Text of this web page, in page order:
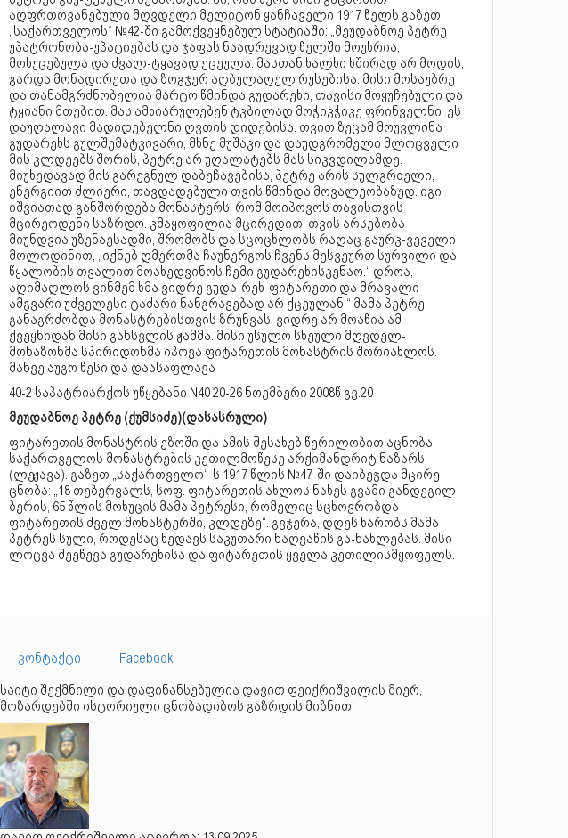
აღფრთოვანებული მღვდელი მელიტონ ყანჩაველი 1917 წელს გაზეთ
„საქართველოს“ №42-ში გამოქვეყნებულ სტატიაში: „მეუდაბნოე პეტრე
უპატრონობა-უპატიებას და ჯაფას ნაადრევად წელში მოუხრია,
მოხუცებულა და ძვალ-ტყავად ქცეულა. მასთან ხალხი ხშირად არ მოდის,
გარდა მონადირეთა და ზოგჯერ აღბულაღელ რუსებისა. მისი მოსაუბრე
და თანამგრძნობელია მარტო წმინდა გუდარეხი, თავისი მოყუჩებული და
ტყიანი მთებით. მას ამხიარულებენ ტკბილად მოჭიკჭიკე ფრინველნი ეს
დაუღალავი მადიდებელნი ღვთის დიდებისა. თვით ზეცამ მოუვლინა
გუდარეხს გულშემატკივარი, მხნე მუშაკი და დაუდგრომელი მლოცველი
მის კლდეებს შორის, პეტრე არ უღალატებს მას სიკვდილამდე.
მიუხედავად მის გარეგნულ დაბეჩავებისა, პეტრე არის სულგრძელი,
ენერგიით ძლიერი, თავდადებული თვის წმინდა მოვალეობაზედ. იგი
იშვიათად განშორდება მონასტერს, რომ მოიპოვოს თავისთვის
მცირეოდენი საზრდო. კმაყოფილია მცირედით, თვის არსებობა
მიუნდვია უზენაესადმი, შრომობს და სცოცხლობს რაღაც გაურკ-ვეველი
მოლოდინით, „იქნებ ღმერთმა ჩაუნერგოს ჩვენს მესვეურთ სურვილი და
წყალობის თვალით მოახედვინოს ჩემი გუდარეხისკენაო.“ დროა,
აღიმაღლოს ვინმემ ხმა ვიდრე გუდა-რეხ-ფიტარეთი და მრავალი
ამგვარი უძველესი ტაძარი ნანგრავებად არ ქცეულან.“ მამა პეტრე
განაგრძობდა მონასტრებისთვის ზრუნვას, ვიდრე არ მოაწია ამ
ქვეყნიდან მისი განსვლის ჟამმა. მისი უსულო სხეული მღვდელ-
მონაზონმა სპირიდონმა იპოვა ფიტარეთის მონასტრის შორიახლოს.
მანვე აუგო წესი და დაასაფლავა
40-2 საპატრიარქოს უწყებანი N40 20-26 ნოემბერი 2008წ გვ.20
მეუდაბნოე პეტრე (ქუმსიძე)(დასასრული)
ფიტარეთის მონასტრის ეზოში და ამის შესახებ წერილობით აცნობა
საქართველოს მონასტრების კეთილმოწესე არქიმანდრიტ ნაზარს
(ლეჟავა). გაზეთ „საქართველო“-ს 1917 წლის №47-ში დაიბეჭდა მცირე
ცნობა: „18 თებერვალს, სოფ. ფიტარეთის ახლოს ნახეს გვამი განდეგილ-
ბერის, 65 წლის მოხუცის მამა პეტრესი, რომელიც სცხოვრობდა
ფიტარეთის ძველ მონასტერში, კლდეზე“. გვჯერა, დღეს ხარობს მამა
პეტრეს სული, როდესაც ხედავს საკუთარი ნაღვაწის გა-ნახლებას. მისი
ლოცვა შეეწევა გუდარეხისა და ფიტარეთის ყველა კეთილისმყოფელს.
კონტაქტი
Facebook
საიტი შექმნილი და დაფინანსებულია დავით ფეიქრიშვილის მიერ,
მოზარდებში ისტორიული ცნობადიბოს გაზრდის მიზნით.